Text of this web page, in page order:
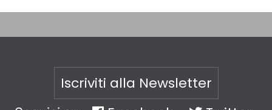
Iscriviti alla Newsletter